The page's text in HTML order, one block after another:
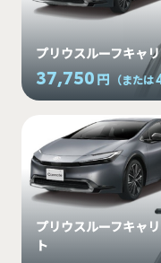
プリウスルーフキャ
37,750円 （または
プリウスルーフキャ
ト